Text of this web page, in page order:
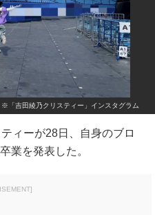
「吉田綾乃クリスティー」インスタグラム
ィーが28日、自身のブロ
業を発表した。